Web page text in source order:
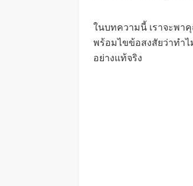
ในบทความนี้ เราจะพา
พร้อมไขข้อสงสัยว่าทำ
อย่างแท้จริง